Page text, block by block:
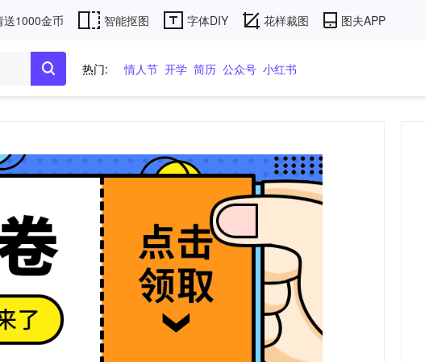
送1000金币 智能抠图 字体DIY 花样裁图 图夫APP
热门: 情人节 开学 简历 公众号 小红书